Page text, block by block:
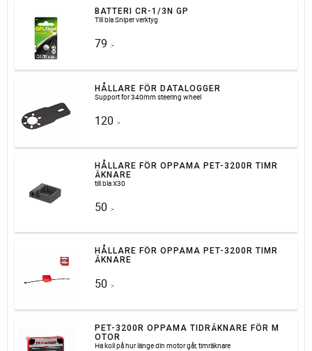
BATTERI CR-1/3N GP
Till bla Sniper verktyg
79 :-
HÅLLARE FÖR DATALOGGER
Support for 340mm steering wheel
120 :-
HÅLLARE FÖR OPPAMA PET-3200R TIMR
ÄKNARE
till bla X30
50 :-
HÅLLARE FÖR OPPAMA PET-3200R TIMR
ÄKNARE
50 :-
PET-3200R OPPAMA TIDRÄKNARE FÖR M
OTOR
Ha koll på hur länge din motor går, timräknare